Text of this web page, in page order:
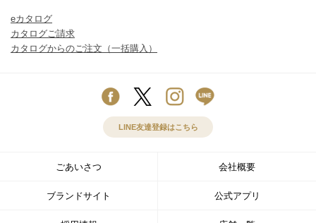
eカタログ
カタログご請求
カタログからのご注文（一括購入）
LINE友達登録はこちら
ごあいさつ 会社概要
ブランドサイト 公式アプリ